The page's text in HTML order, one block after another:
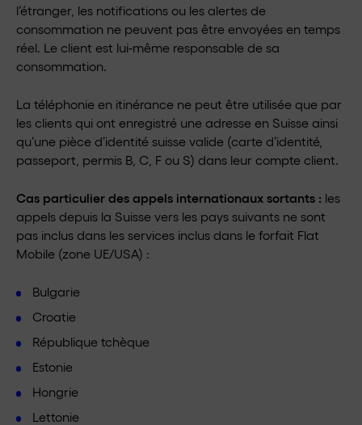
l’étranger, les notifications ou les alertes de
consommation ne peuvent pas être envoyées en temps
réel. Le client est lui-même responsable de sa
consommation.
La téléphonie en itinérance ne peut être utilisée que par
les clients qui ont enregistré une adresse en Suisse ainsi
qu’une pièce d’identité suisse valide (carte d’identité,
passeport, permis B, C, F ou S) dans leur compte client.
Cas particulier des appels internationaux sortants : les
appels depuis la Suisse vers les pays suivants ne sont
pas inclus dans les services inclus dans le forfait Flat
Mobile (zone UE/USA) :
Bulgarie
Croatie
République tchèque
Estonie
Hongrie
Lettonie